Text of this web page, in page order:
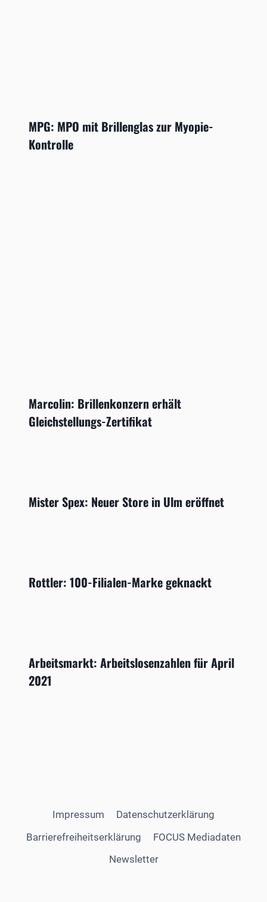
MPG: MPO mit Brillenglas zur Myopie-
Kontrolle
Marcolin: Brillenkonzern erhält
Gleichstellungs-Zertifikat
Mister Spex: Neuer Store in Ulm eröffnet
Rottler: 100-Filialen-Marke geknackt
Arbeitsmarkt: Arbeitslosenzahlen für April
2021
Impressum
Datenschutzerklärung
Barrierefreiheitserklärung
FOCUS Mediadaten
Newsletter